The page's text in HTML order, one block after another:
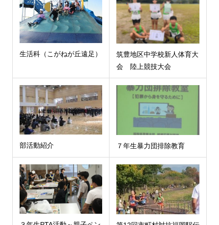
生活科（こがねが丘遠足）
筑豊地区中学校新人体育大
会 陸上競技大会
部活動紹介 ７年生暴力団排除教育